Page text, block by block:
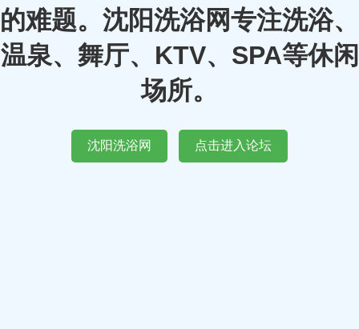
的难题。沈阳洗浴网专注洗浴、
温泉、舞厅、KTV、SPA等休闲
场所。
沈阳洗浴网 点击进入论坛